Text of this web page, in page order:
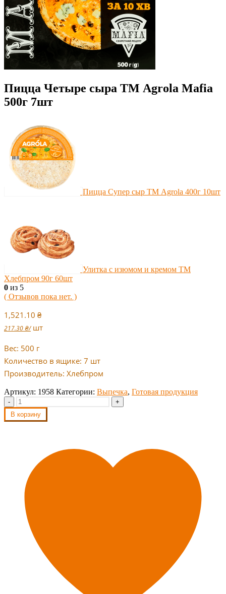
Пицца Четыре сыра ТМ Agrola Mafia
500г 7шт
Пицца Супер сыр ТМ Agrola 400г 10шт
Улитка с изюмом и кремом ТМ
Хлебпром 90г 60шт
0 из 5
( Отзывов пока нет. )
1,521.10 ₴
217.30₴/ шт
Вес: 500 г
Количество в ящике: 7 шт
Производитель: Хлебпром
Артикул: 1958 Категории: Выпечка, Готовая продукция
-
+
В корзину